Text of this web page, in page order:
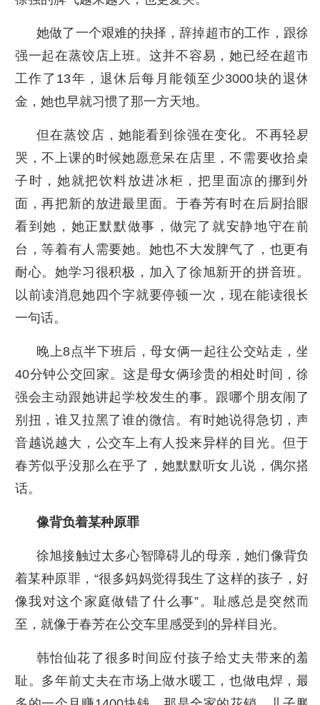
她做了一个艰难的抉择，辞掉超市的工作，跟徐
强一起在蒸饺店上班。这并不容易，她已经在超市
工作了13年，退休后每月能领至少3000块的退休
金，她也早就习惯了那一方天地。
但在蒸饺店，她能看到徐强在变化。不再轻易
哭，不上课的时候她愿意呆在店里，不需要收拾桌
子时，她就把饮料放进冰柜，把里面凉的挪到外
面，再把新的放进最里面。于春芳有时在后厨抬眼
看到她，她正默默做事，做完了就安静地守在前
台，等着有人需要她。她也不大发脾气了，也更有
耐心。她学习很积极，加入了徐旭新开的拼音班。
以前读消息她四个字就要停顿一次，现在能读很长
一句话。
晚上8点半下班后，母女俩一起往公交站走，坐
40分钟公交回家。这是母女俩珍贵的相处时间，徐
强会主动跟她讲起学校发生的事。跟哪个朋友闹了
别扭，谁又拉黑了谁的微信。有时她说得急切，声
音越说越大，公交车上有人投来异样的目光。但于
春芳似乎没那么在乎了，她默默听女儿说，偶尔搭
话。
像背负着某种原罪
徐旭接触过太多心智障碍儿的母亲，她们像背负
着某种原罪，“很多妈妈觉得我生了这样的孩子，好
像我对这个家庭做错了什么事”。耻感总是突然而
至，就像于春芳在公交车里感受到的异样目光。
韩怡仙花了很多时间应付孩子给丈夫带来的羞
耻。多年前丈夫在市场上做水暖工，也做电焊，最